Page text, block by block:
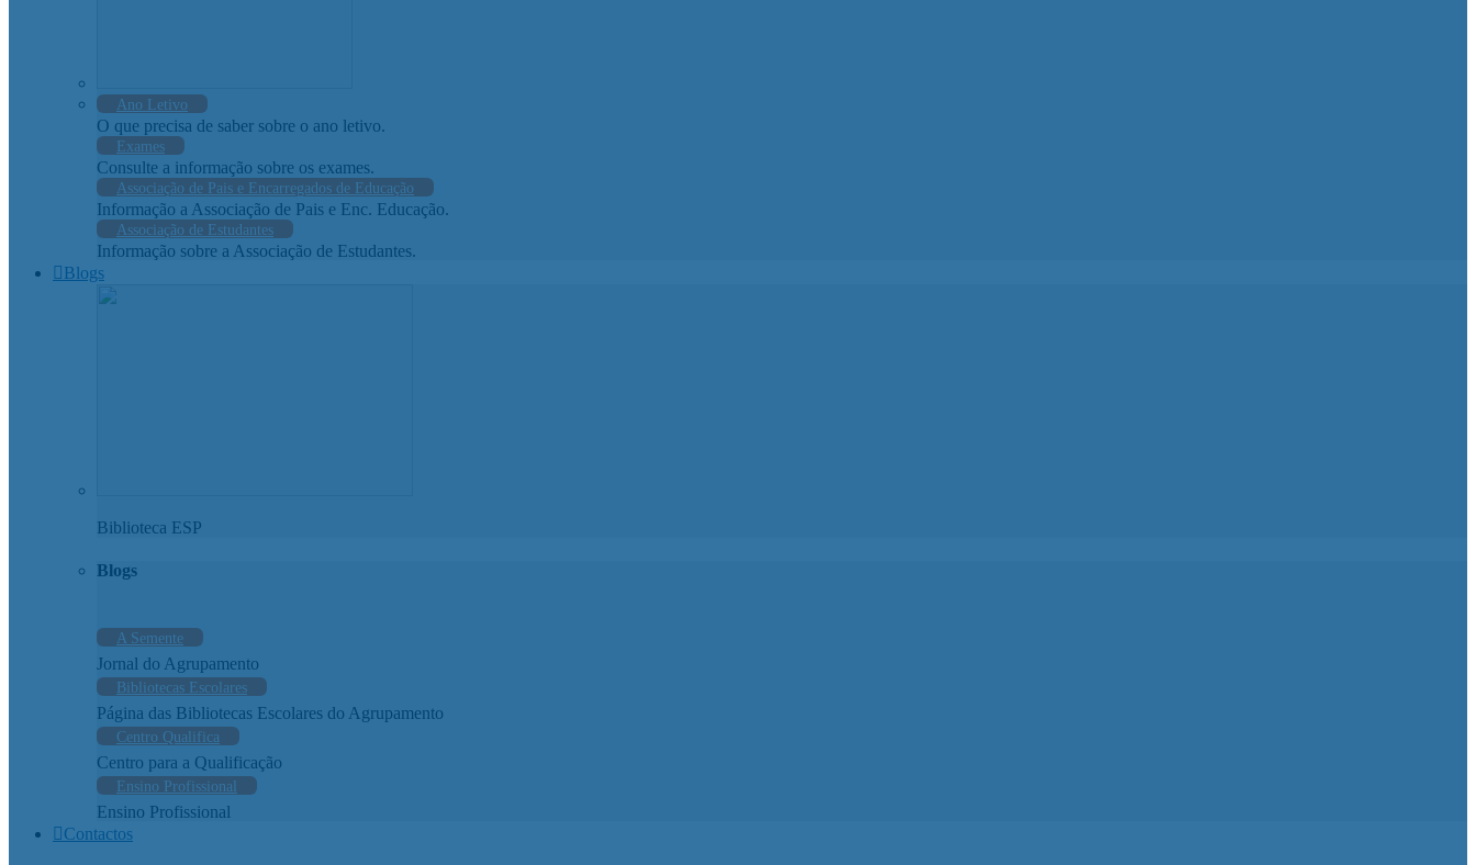
Ano Letivo
O que precisa de saber sobre o ano letivo.
Exames
Consulte a informação sobre os exames.
Associação de Pais e Encarregados de Educação
Informação a Associação de Pais e Enc. Educação.
Associação de Estudantes
Informação sobre a Associação de Estudantes.
Blogs
Biblioteca ESP
Blogs
A Semente
Jornal do Agrupamento
Bibliotecas Escolares
Página das Bibliotecas Escolares do Agrupamento
Centro Qualifica
Centro para a Qualificação
Ensino Profissional
Ensino Profissional
Contactos